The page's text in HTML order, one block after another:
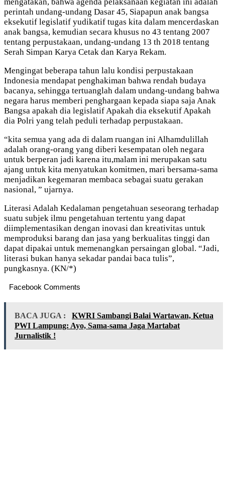
perintah undang-undang Dasar 45, Siapapun anak bangsa
eksekutif legislatif yudikatif tugas kita dalam mencerdaskan
anak bangsa, kemudian secara khusus no 43 tentang 2007
tentang perpustakaan, undang-undang 13 th 2018 tentang
Serah Simpan Karya Cetak dan Karya Rekam.
Mengingat beberapa tahun lalu kondisi perpustakaan
Indonesia mendapat penghakiman bahwa rendah budaya
bacanya, sehingga tertuanglah dalam undang-undang bahwa
negara harus memberi penghargaan kepada siapa saja Anak
Bangsa apakah dia legislatif Apakah dia eksekutif Apakah
dia Polri yang telah peduli terhadap perpustakaan.
“kita semua yang ada di dalam ruangan ini Alhamdulillah
adalah orang-orang yang diberi kesempatan oleh negara
untuk berperan jadi karena itu,malam ini merupakan satu
ajang untuk kita menyatukan komitmen, mari bersama-sama
menjadikan kegemaran membaca sebagai suatu gerakan
nasional, ” ujarnya.
Literasi Adalah Kedalaman pengetahuan seseorang terhadap
suatu subjek ilmu pengetahuan tertentu yang dapat
diimplementasikan dengan inovasi dan kreativitas untuk
memproduksi barang dan jasa yang berkualitas tinggi dan
dapat dipakai untuk memenangkan persaingan global. “Jadi,
literasi bukan hanya sekadar pandai baca tulis”,
pungkasnya. (KN/*)
Facebook Comments
BACA JUGA :
KWRI Sambangi Balai Wartawan, Ketua
PWI Lampung: Ayo, Sama-sama Jaga Martabat
Jurnalistik !